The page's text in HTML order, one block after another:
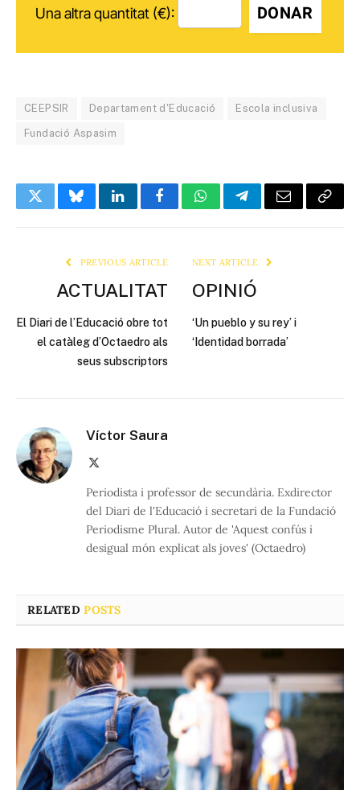
Una altra quantitat (€): DONAR
CEEPSIR Departament d'Educació Escola inclusiva
Fundació Aspasim
TwitterBlueskyLinkedInFacebookWhatsAppTelegramEmail Copy
PREVIOUS ARTICLE
ACTUALITAT
El Diari de l’Educació obre tot
el catàleg d’Octaedro als
seus subscriptors
NEXT ARTICLE
OPINIÓ
‘Un pueblo y su rey’ i
‘Identidad borrada’
Víctor Saura
Periodista i professor de secundària. Exdirector
del Diari de l'Educació i secretari de la Fundació
Periodisme Plural. Autor de 'Aquest confús i
desigual món explicat als joves' (Octaedro)
RELATEDPOSTS